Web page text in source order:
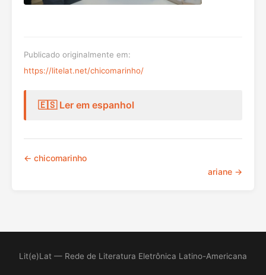
Publicado originalmente em:
https://litelat.net/chicomarinho/
🇪🇸 Ler em espanhol
← chicomarinho
ariane →
Lit(e)Lat — Rede de Literatura Eletrônica Latino-Americana